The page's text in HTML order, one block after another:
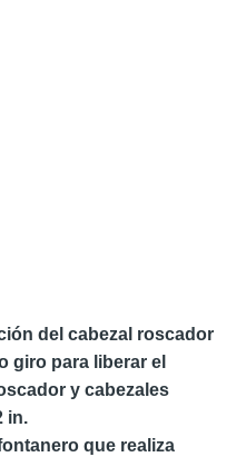
del cabezal roscador
giro para liberar el
y cabezales
in.
que realiza